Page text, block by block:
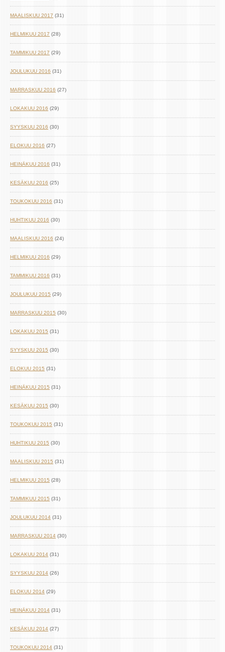
MAALISKUU 2017 (31)
HELMIKUU 2017 (28)
TAMMIKUU 2017 (29)
JOULUKUU 2016 (31)
MARRASKUU 2016 (27)
LOKAKUU 2016 (29)
SYYSKUU 2016 (30)
ELOKUU 2016 (27)
HEINÄKUU 2016 (31)
KESÄKUU 2016 (25)
TOUKOKUU 2016 (31)
HUHTIKUU 2016 (30)
MAALISKUU 2016 (24)
HELMIKUU 2016 (29)
TAMMIKUU 2016 (31)
JOULUKUU 2015 (29)
MARRASKUU 2015 (30)
LOKAKUU 2015 (31)
SYYSKUU 2015 (30)
ELOKUU 2015 (31)
HEINÄKUU 2015 (31)
KESÄKUU 2015 (30)
TOUKOKUU 2015 (31)
HUHTIKUU 2015 (30)
MAALISKUU 2015 (31)
HELMIKUU 2015 (28)
TAMMIKUU 2015 (31)
JOULUKUU 2014 (31)
MARRASKUU 2014 (30)
LOKAKUU 2014 (31)
SYYSKUU 2014 (26)
ELOKUU 2014 (29)
HEINÄKUU 2014 (31)
KESÄKUU 2014 (27)
TOUKOKUU 2014 (31)